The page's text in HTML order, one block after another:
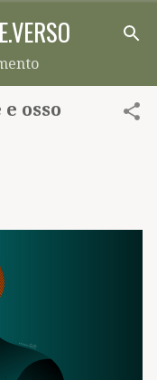
principal
osso